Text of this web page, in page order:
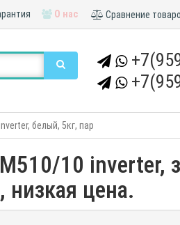
О нас Сравнение
белый, 5кг, пар
10 inverter,
низкая цена.